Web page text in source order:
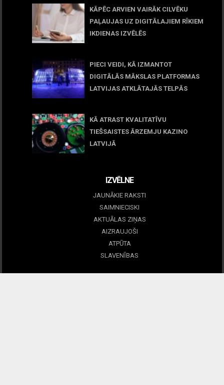
KĀPĒC ARVIEN VAIRĀK CILVĒKU
PAĻAUJAS UZ DIGITĀLAJIEM RĪKIEM
IKDIENAS IZVĒLĒS
PIECI VEIDI, KĀ IZMANTOT
DIGITĀLĀS MĀKSLAS PLATFORMAS
LATVIJAS ATKLĀTAJĀS TELPĀS
KĀ ATRAST KVALITATĪVU
TIEŠSAISTES ĀRZEMJU KAZINO
LATVIJĀ
IZVĒLNE
JAUNĀKIE RAKSTI
SAIMNIECISKI
AKTUĀLAS ZIŅAS
AIZRAUJOŠI
ATPŪTA
SLAVENĪBAS